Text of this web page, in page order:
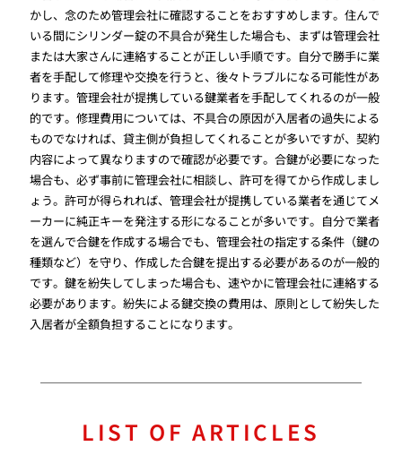
かし、念のため管理会社に確認することをおすすめします。住んで
いる間にシリンダー錠の不具合が発生した場合も、まずは管理会社
または大家さんに連絡することが正しい手順です。自分で勝手に業
者を手配して修理や交換を行うと、後々トラブルになる可能性があ
ります。管理会社が提携している鍵業者を手配してくれるのが一般
的です。修理費用については、不具合の原因が入居者の過失による
ものでなければ、貸主側が負担してくれることが多いですが、契約
内容によって異なりますので確認が必要です。合鍵が必要になった
場合も、必ず事前に管理会社に相談し、許可を得てから作成しまし
ょう。許可が得られれば、管理会社が提携している業者を通じてメ
ーカーに純正キーを発注する形になることが多いです。自分で業者
を選んで合鍵を作成する場合でも、管理会社の指定する条件（鍵の
種類など）を守り、作成した合鍵を提出する必要があるのが一般的
です。鍵を紛失してしまった場合も、速やかに管理会社に連絡する
必要があります。紛失による鍵交換の費用は、原則として紛失した
入居者が全額負担することになります。
LIST OF ARTICLES